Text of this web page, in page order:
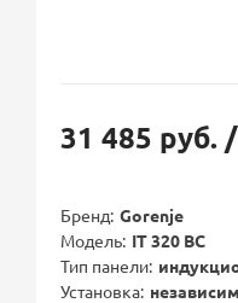
31 485 руб.
Бренд Gorenje
Модель IT 320 BC
Тип панели
Установка